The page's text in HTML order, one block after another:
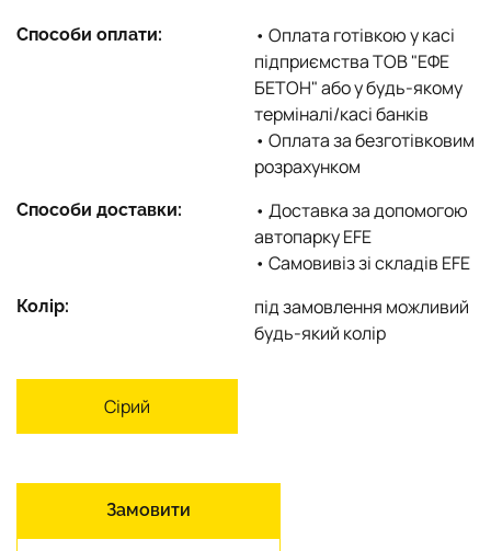
Способи оплати:
• Оплата готівкою у касі
підприємства ТОВ "ЕФЕ
БЕТОН" або у будь-якому
терміналі/касі банків
• Оплата за безготівковим
розрахунком
Способи доставки:
• Доставка за допомогою
автопарку EFE
• Самовивіз зі складів EFE
Колір:
під замовлення можливий
будь-який колір
Сірий
Замовити